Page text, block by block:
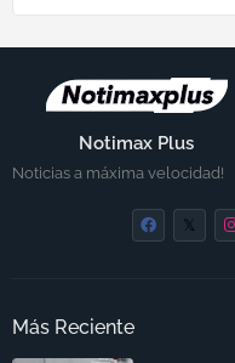
Notimax Plus
Noticias a máxima velocidad!
Más Reciente